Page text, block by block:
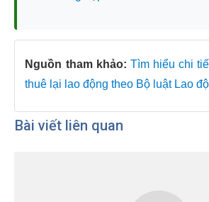
Nguồn tham khảo: Tìm hiểu chi
thuê lại lao động theo Bộ luật Lao
Bài viết liên quan